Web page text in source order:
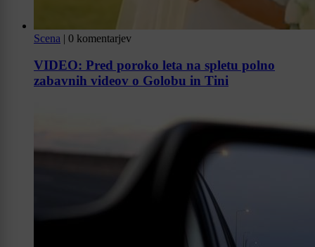
Scena | 0 komentarjev
VIDEO: Pred poroko leta na spletu polno
zabavnih videov o Golobu in Tini